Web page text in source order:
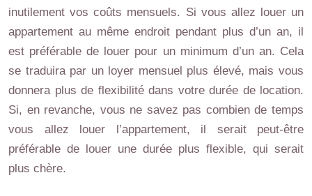
inutilement vos coûts mensuels. Si vous allez louer un
appartement au même endroit pendant plus d’un an, il
est préférable de louer pour un minimum d’un an. Cela
se traduira par un loyer mensuel plus élevé, mais vous
donnera plus de flexibilité dans votre durée de location.
Si, en revanche, vous ne savez pas combien de temps
vous allez louer l’appartement, il serait peut-être
préférable de louer une durée plus flexible, qui serait
plus chère.